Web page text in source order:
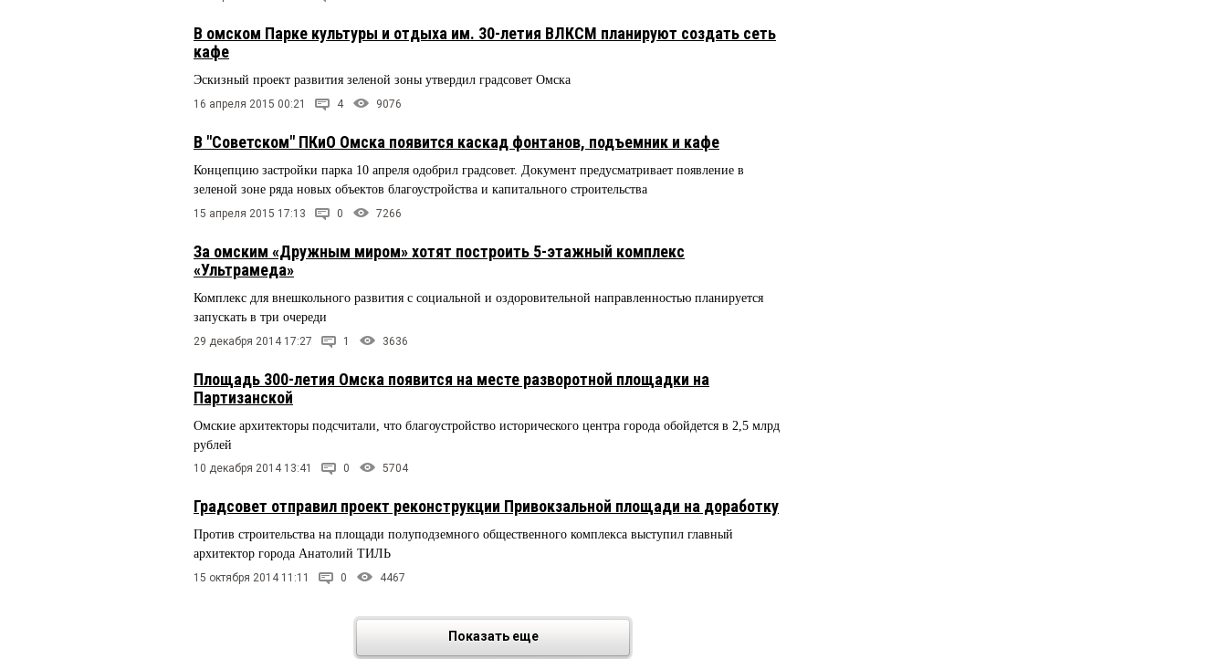
В омском Парке культуры и отдыха им. 30-летия ВЛКСМ планируют создать сеть
кафе
Эскизный проект развития зеленой зоны утвердил градсовет Омска
16 апреля 2015 00:21 4 9076
В "Советском" ПКиО Омска появится каскад фонтанов, подъемник и кафе
Концепцию застройки парка 10 апреля одобрил градсовет. Документ предусматривает появление в
зеленой зоне ряда новых объектов благоустройства и капитального строительства
15 апреля 2015 17:13 0 7266
За омским «Дружным миром» хотят построить 5-этажный комплекс
«Ультрамеда»
Комплекс для внешкольного развития с социальной и оздоровительной направленностью планируется
запускать в три очереди
29 декабря 2014 17:27 1 3636
Площадь 300-летия Омска появится на месте разворотной площадки на
Партизанской
Омские архитекторы подсчитали, что благоустройство исторического центра города обойдется в 2,5 млрд
рублей
10 декабря 2014 13:41 0 5704
Градсовет отправил проект реконструкции Привокзальной площади на доработку
Против строительства на площади полуподземного общественного комплекса выступил главный
архитектор города Анатолий ТИЛЬ
15 октября 2014 11:11 0 4467
Показать еще